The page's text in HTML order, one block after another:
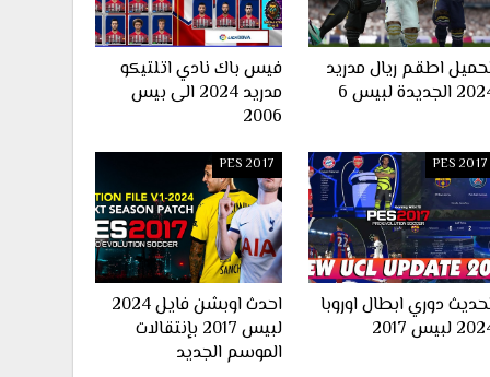
اطقم ريال مدريد
لبيس 6
فيس باك نادي اتلتيكو
مدريد 2024 الى بيس
2006
PES 2017
دوري ابطال اوروبا
لبيس 2017
PES 2017
احدث اوبشن فايل 2024
لبيس 2017 بإنتقالات
الموسم الجديد